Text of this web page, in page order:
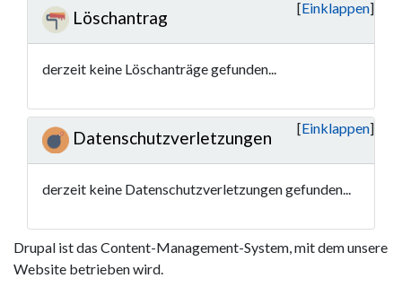
Einklappen
Löschantrag
derzeit keine Löschanträge gefunden...
Einklappen
Datenschutzverletzungen
derzeit keine Datenschutzverletzungen gefunden...
Drupal ist das Content-Management-System, mit dem unsere
Website betrieben wird.